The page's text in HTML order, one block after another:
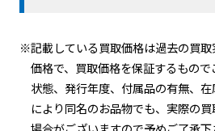
※記載している買取価格は過去の買
価格で、買取価格を保証するもの
状態、発行年度、付属品の有無、
により同名のお品物でも、実際の